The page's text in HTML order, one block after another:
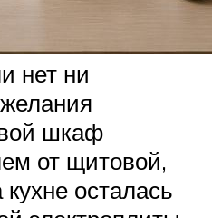
нет ни
шкаф
от щитовой,
осталась